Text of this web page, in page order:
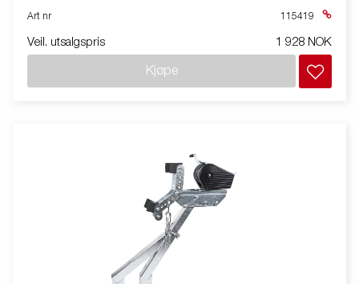
Art nr 115419
Veil. utsalgspris 1 928 NOK
Kjøpe